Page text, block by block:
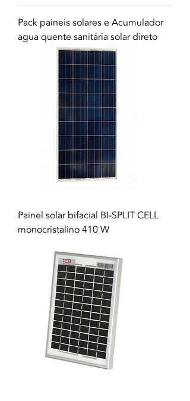
Pack paineis solares e Acumulador
agua quente sanitária solar direto
Painel solar bifacial BI-SPLIT CELL
monocristalino 410 W